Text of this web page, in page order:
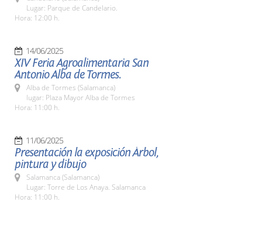
Lugar: Parque de Candelario.
Hora: 12:00 h.
14/06/2025
XIV Feria Agroalimentaria San
Antonio Alba de Tormes.
Alba de Tormes (Salamanca)
lugar: Plaza Mayor Alba de Tormes
Hora: 11:00 h.
11/06/2025
Presentación la exposición Árbol,
pintura y dibujo
Salamanca (Salamanca)
Lugar: Torre de Los Anaya. Salamanca
Hora: 11:00 h.